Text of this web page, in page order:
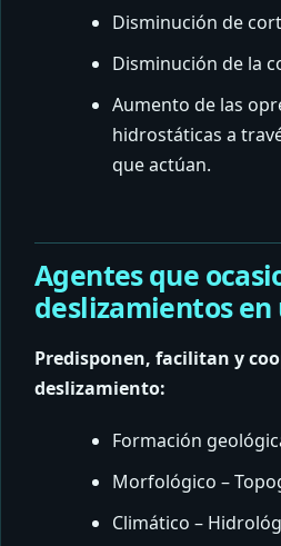
Disminución de
Disminución de la
Aumento de las
hidrostáticas a
que actúan.
Agentes que
deslizamientos
Predisponen, facilitan y
deslizamiento:
Formación
Morfológico –
Climático –